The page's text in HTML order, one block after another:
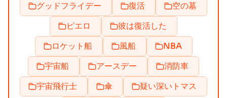
グッドフライデー
復活
空の墓
ピエロ
彼は復活した
ロケット船
風船
NBA
宇宙船
アースデー
消防車
宇宙飛行士
傘
疑い深いトマス